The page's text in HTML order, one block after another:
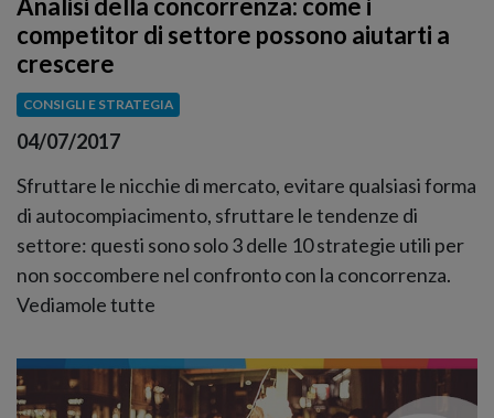
Analisi della concorrenza: come i
competitor di settore possono aiutarti a
crescere
CONSIGLI E STRATEGIA
04/07/2017
Sfruttare le nicchie di mercato, evitare qualsiasi forma
di autocompiacimento, sfruttare le tendenze di
settore: questi sono solo 3 delle 10 strategie utili per
non soccombere nel confronto con la concorrenza.
Vediamole tutte